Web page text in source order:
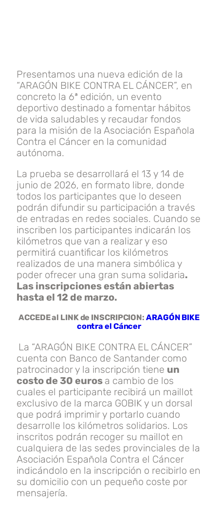
Presentamos una nueva edición de la
“ARAGÓN BIKE CONTRA EL CÁNCER”, en
concreto la 6ª edición, un evento
deportivo destinado a fomentar hábitos
de vida saludables y recaudar fondos
para la misión de la Asociación Española
Contra el Cáncer en la comunidad
autónoma.
La prueba se desarrollará el 13 y 14 de
junio de 2026, en formato libre, donde
todos los participantes que lo deseen
podrán difundir su participación a través
de entradas en redes sociales. Cuando se
inscriben los participantes indicarán los
kilómetros que van a realizar y eso
permitirá cuantificar los kilómetros
realizados de una manera simbólica y
poder ofrecer una gran suma solidaria.
Las inscripciones están abiertas
hasta el 12 de marzo.
ACCEDE al LINK de INSCRIPCION: ARAGÓN BIKE
contra el Cáncer
La “ARAGÓN BIKE CONTRA EL CÁNCER”
cuenta con Banco de Santander como
patrocinador y la inscripción tiene un
costo de 30 euros a cambio de los
cuales el participante recibirá un maillot
exclusivo de la marca GOBIK y un dorsal
que podrá imprimir y portarlo cuando
desarrolle los kilómetros solidarios. Los
inscritos podrán recoger su maillot en
cualquiera de las sedes provinciales de la
Asociación Española Contra el Cáncer
indicándolo en la inscripción o recibirlo en
su domicilio con un pequeño coste por
mensajería.